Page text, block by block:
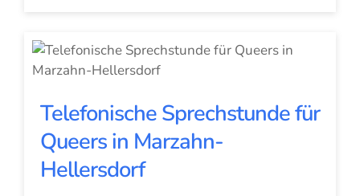
Telefonische Sprechstunde für
Queers in Marzahn-
Hellersdorf